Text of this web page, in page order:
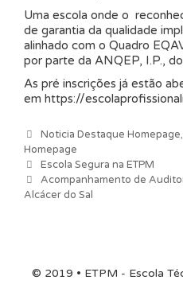
Uma escola onde o
de garantia da qualidade
alinhado com o Quadro
por parte da ANQEP, I.P.,
As pré inscrições já estão
em https://
Categorias
Noticia Destaque Homepage,
Homepage
Navegação de artigos
Escola Segura na ETPM
Acompanhamento de
Alcácer do Sal
© 2019 • ETPM - Escola